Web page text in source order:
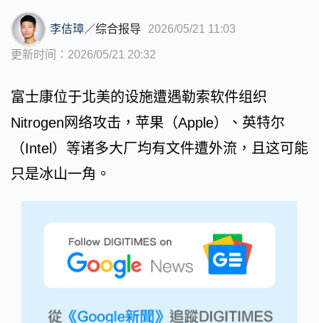
李佶璋／综合报导 2026/05/21 11:03
更新时间：2026/05/21 20:32
富士康位于北美的设施遭遇勒索软件组织
Nitrogen网络攻击，苹果（Apple）、英特尔
（Intel）等诸多大厂均有文件遭外流，且这可能
只是冰山一角。